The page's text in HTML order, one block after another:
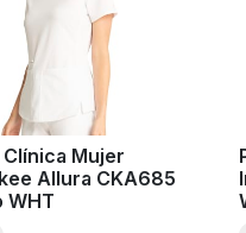
Clínica Mujer
Allura CKA685
WHT